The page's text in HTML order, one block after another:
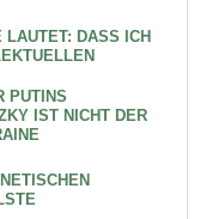
LAUTET: DASS ICH
PUTINS
IST NICHT DER